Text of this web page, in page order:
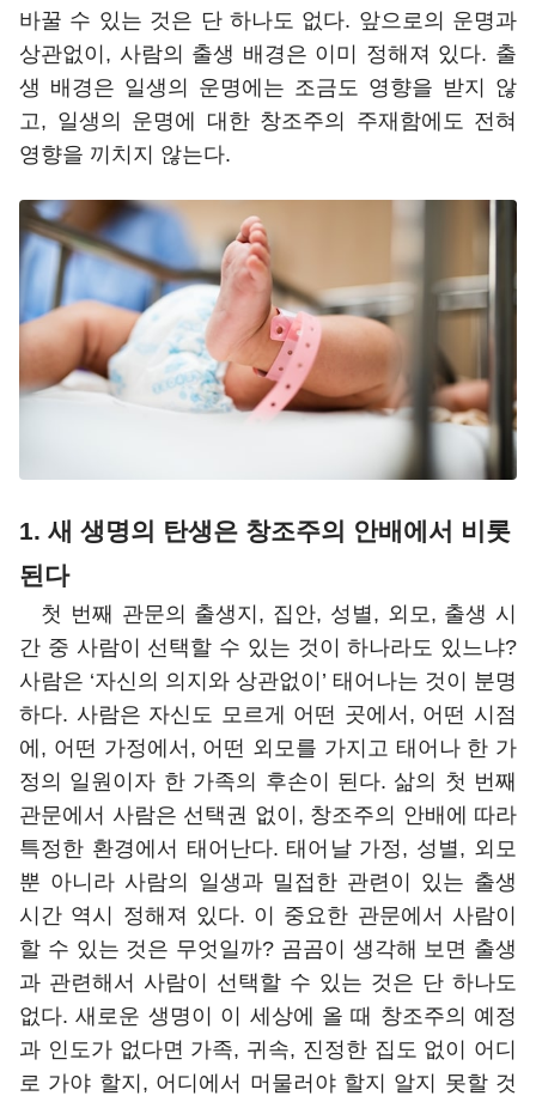
바꿀 수 있는 것은 단 하나도 없다. 앞으로의 운명과
상관없이, 사람의 출생 배경은 이미 정해져 있다. 출
생 배경은 일생의 운명에는 조금도 영향을 받지 않
고, 일생의 운명에 대한 창조주의 주재함에도 전혀
영향을 끼치지 않는다.
1. 새 생명의 탄생은 창조주의 안배에서 비롯
된다
첫 번째 관문의 출생지, 집안, 성별, 외모, 출생 시
간 중 사람이 선택할 수 있는 것이 하나라도 있느냐?
사람은 ‘자신의 의지와 상관없이’ 태어나는 것이 분명
하다. 사람은 자신도 모르게 어떤 곳에서, 어떤 시점
에, 어떤 가정에서, 어떤 외모를 가지고 태어나 한 가
정의 일원이자 한 가족의 후손이 된다. 삶의 첫 번째
관문에서 사람은 선택권 없이, 창조주의 안배에 따라
특정한 환경에서 태어난다. 태어날 가정, 성별, 외모
뿐 아니라 사람의 일생과 밀접한 관련이 있는 출생
시간 역시 정해져 있다. 이 중요한 관문에서 사람이
할 수 있는 것은 무엇일까? 곰곰이 생각해 보면 출생
과 관련해서 사람이 선택할 수 있는 것은 단 하나도
없다. 새로운 생명이 이 세상에 올 때 창조주의 예정
과 인도가 없다면 가족, 귀속, 진정한 집도 없이 어디
로 가야 할지, 어디에서 머물러야 할지 알지 못할 것